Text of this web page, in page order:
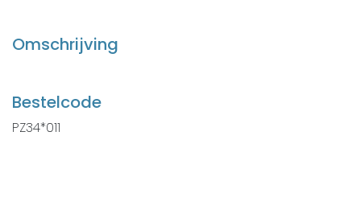
Omschrijving
Bestelcode
PZ34*011